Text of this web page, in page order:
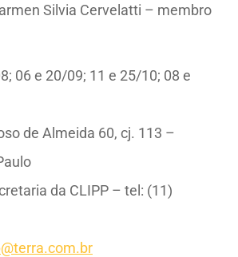
Silvia Cervelatti – membro
06 e 20/09; 11 e 25/10; 08 e
de Almeida 60, cj. 113 –
da CLIPP – tel: (11)